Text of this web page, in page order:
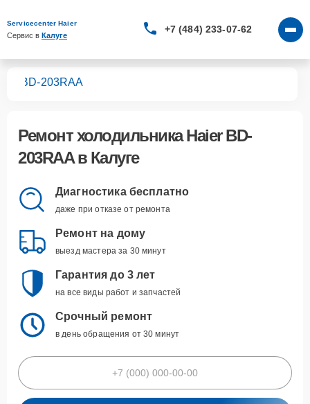
Servicecenter Haier
Сервис в Калуге
+7 (484) 233-07-62
BD-203RAA
Ремонтхолодильника Haier BD-
203RAAв Калуге
Диагностика бесплатно
даже при отказе от ремонта
Ремонт на дому
выезд мастера за 30 минут
Гарантия до 3 лет
на все виды работ и запчастей
Срочный ремонт
в день обращения от 30 минут